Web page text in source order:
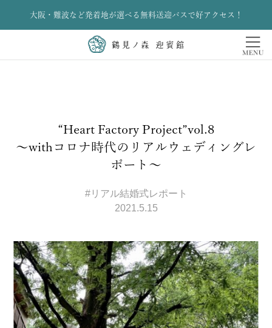
大阪・難波など発着地が選べる無料送迎バスで好アクセス！
“Heart Factory Project”vol.8
～withコロナ時代のリアルウェディングレ
ポート～
#リアル結婚式レポート
2021.5.15